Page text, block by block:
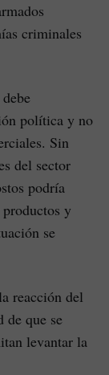
criminales
política y no
Sin
del sector
podría
y
se
reacción del
que se
levantar la